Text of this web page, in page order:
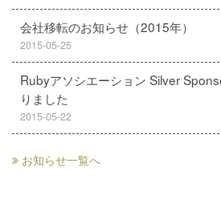
会社移転のお知らせ（2015年）
2015-05-25
Rubyアソシエーション Silver
りました
2015-05-22
お知らせ一覧へ